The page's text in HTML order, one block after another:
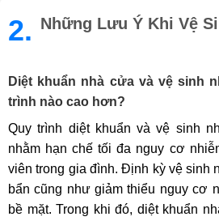
2. Những Lưu Ý Khi Vệ
Diệt khuẩn nhà cửa và vệ sinh
trình nào cao hơn?
Quy trình diệt khuẩn và vệ sinh
nhằm hạn chế tối đa nguy cơ
viên trong gia đình. Định kỳ vệ sinh
bẩn cũng như giảm thiểu nguy cơ
bề mặt. Trong khi đó, diệt khuẩn